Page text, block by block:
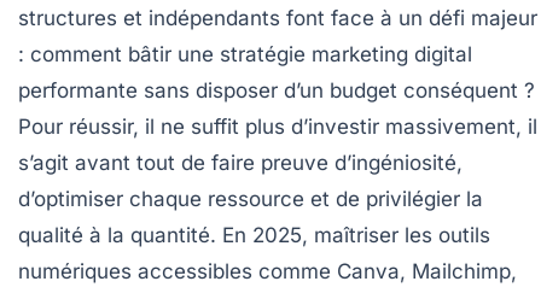
structures et indépendants font face à un défi majeur
: comment bâtir une stratégie marketing digital
performante sans disposer d’un budget conséquent ?
Pour réussir, il ne suffit plus d’investir massivement, il
s’agit avant tout de faire preuve d’ingéniosité,
d’optimiser chaque ressource et de privilégier la
qualité à la quantité. En 2025, maîtriser les outils
numériques accessibles comme Canva, Mailchimp,